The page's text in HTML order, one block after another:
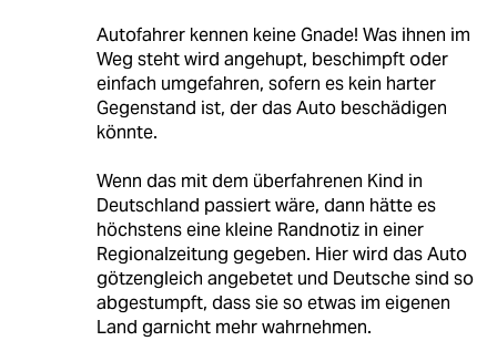
Autofahrer kennen keine Gnade! Was ihnen im
Weg steht wird angehupt, beschimpft oder
einfach umgefahren, sofern es kein harter
Gegenstand ist, der das Auto beschädigen
könnte.
Wenn das mit dem überfahrenen Kind in
Deutschland passiert wäre, dann hätte es
höchstens eine kleine Randnotiz in einer
Regionalzeitung gegeben. Hier wird das Auto
götzengleich angebetet und Deutsche sind so
abgestumpft, dass sie so etwas im eigenen
Land garnicht mehr wahrnehmen.